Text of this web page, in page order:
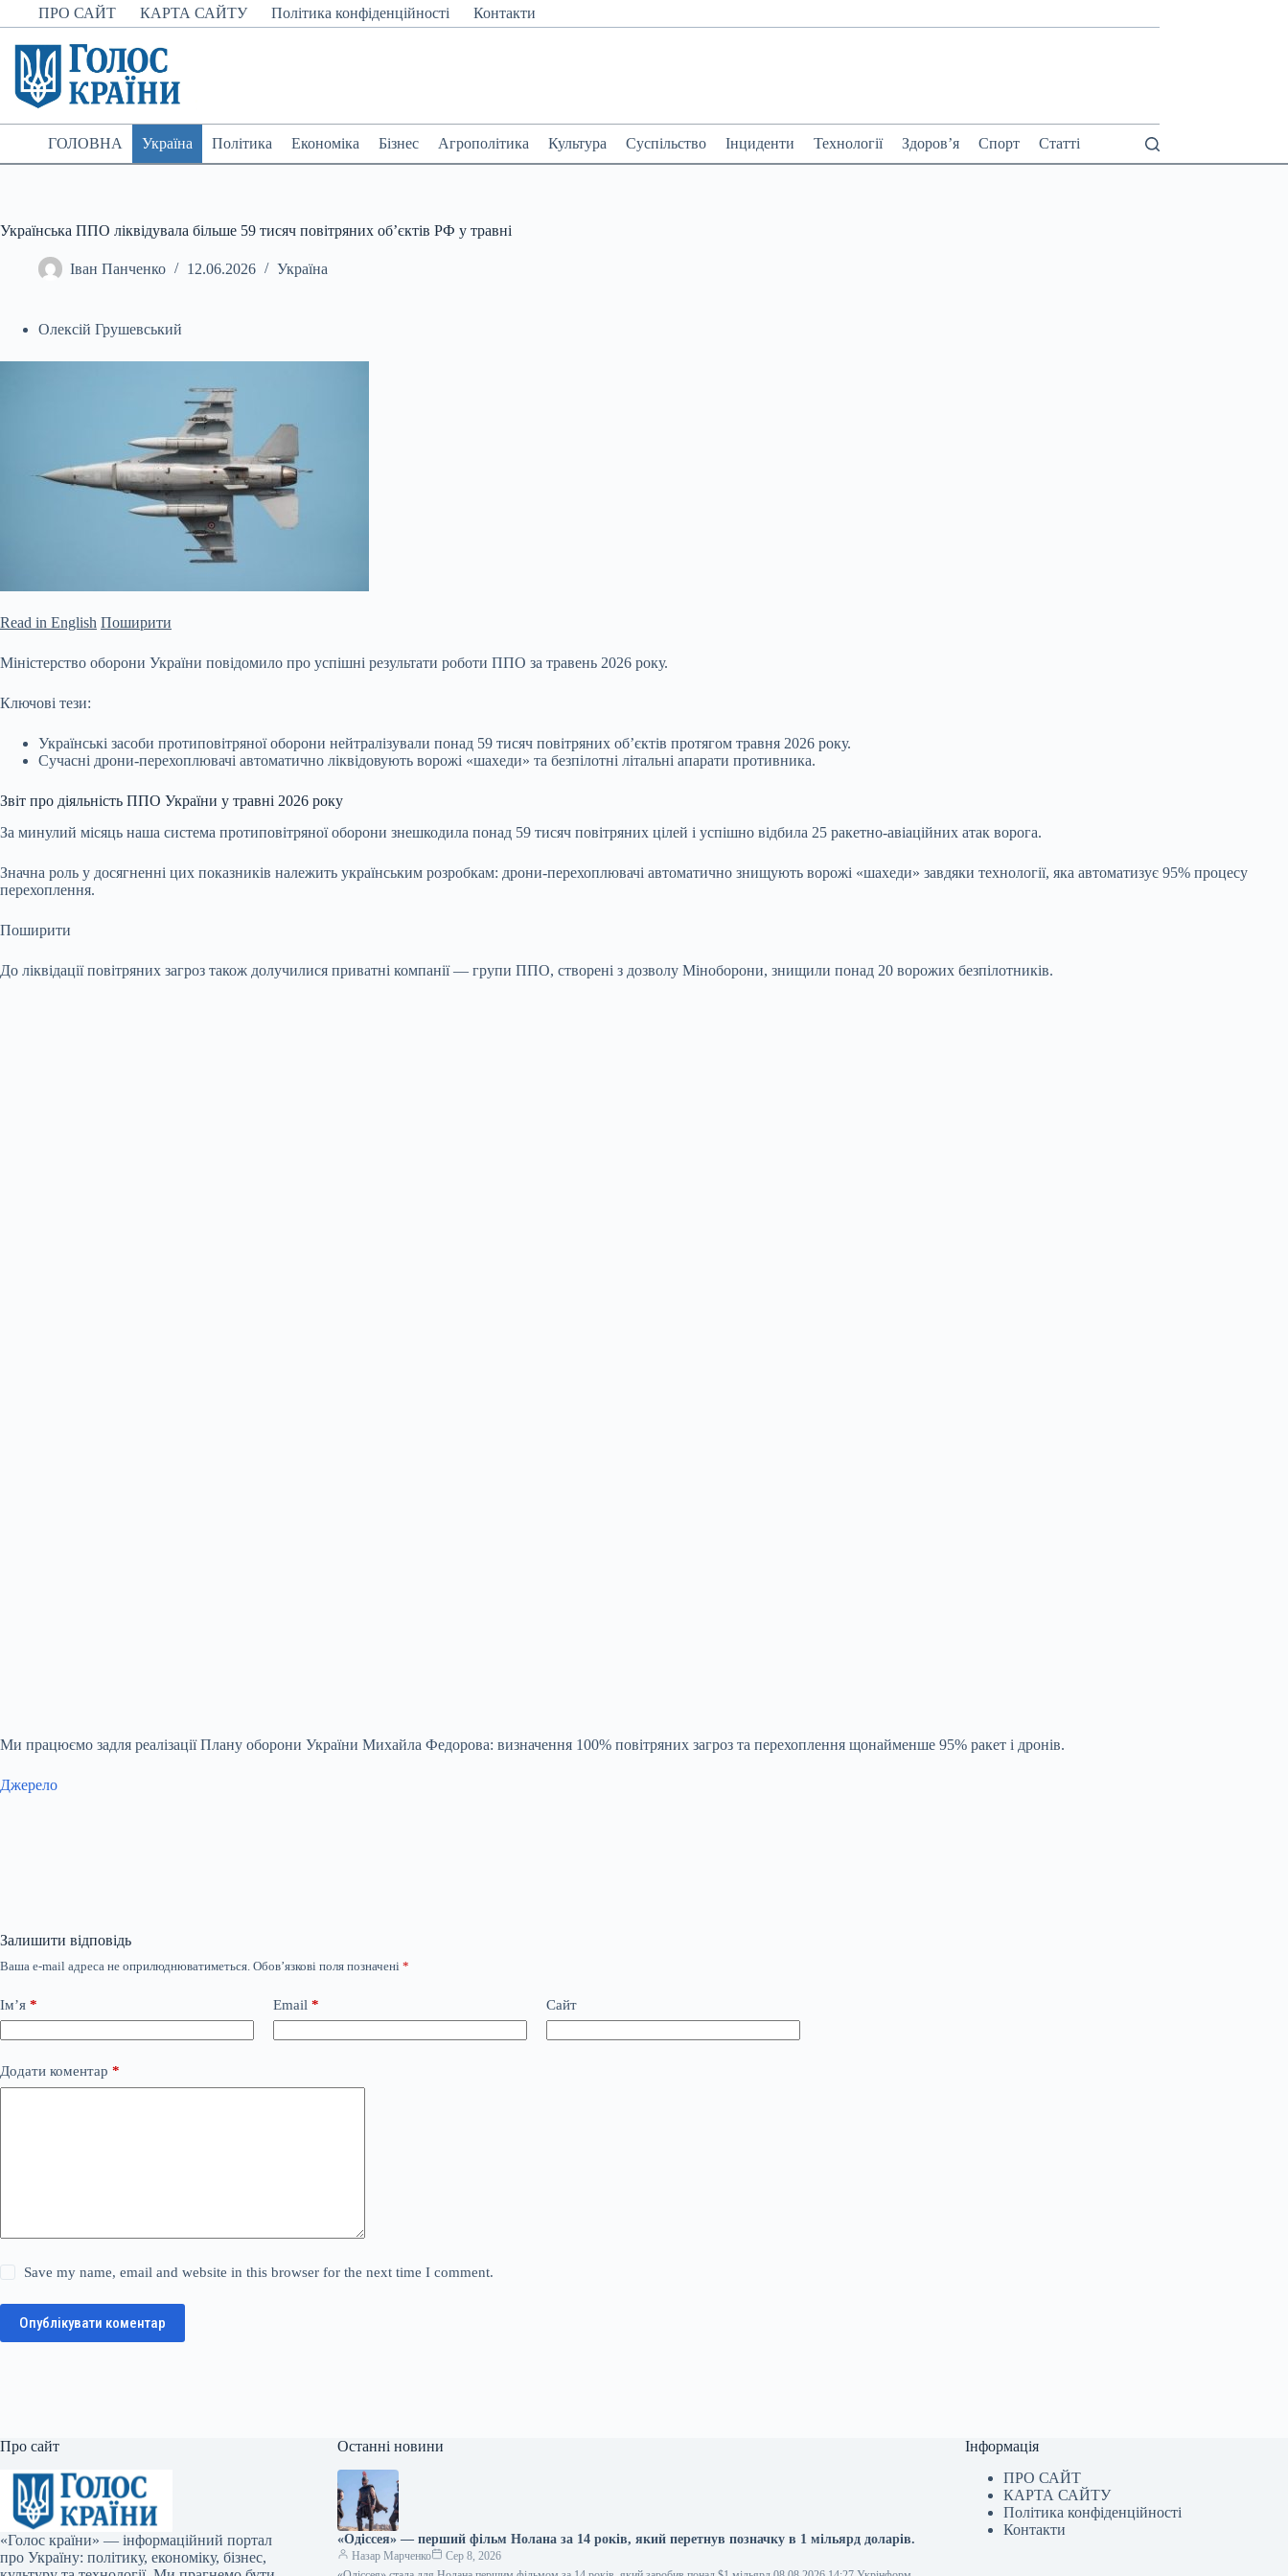
Перейти
до
вмісту
ПРО САЙТ КАРТА САЙТУ Політика конфіденційності Контакти
ГОЛОВНА Україна Політика Економіка Бізнес Агрополітика Культура Суспільство Інциденти Технології Здоров’я Спорт Статті
Українська ППО ліквідувала більше 59 тисяч повітряних об’єктів РФ у травні
Іван Панченко 12.06.2026 Україна
Олексій Грушевський
Read in English Поширити
Міністерство оборони України повідомило про успішні результати роботи ППО за травень 2026 року.
Ключові тези:
Українські засоби протиповітряної оборони нейтралізували понад 59 тисяч повітряних об’єктів протягом травня 2026 року.
Сучасні дрони-перехоплювачі автоматично ліквідовують ворожі «шахеди» та безпілотні літальні апарати противника.
Звіт про діяльність ППО України у травні 2026 року
За минулий місяць наша система протиповітряної оборони знешкодила понад 59 тисяч повітряних цілей і успішно відбила 25 ракетно-авіаційних атак ворога.
Значна роль у досягненні цих показників належить українським розробкам: дрони-перехоплювачі автоматично знищують ворожі «шахеди» завдяки технології, яка автоматизує 95% процесу
перехоплення.
Поширити
До ліквідації повітряних загроз також долучилися приватні компанії — групи ППО, створені з дозволу Міноборони, знищили понад 20 ворожих безпілотників.
Ми працюємо задля реалізації Плану оборони України Михайла Федорова: визначення 100% повітряних загроз та перехоплення щонайменше 95% ракет і дронів.
Джерело
Залишити відповідь
Ваша e-mail адреса не оприлюднюватиметься. Обов’язкові поля позначені *
Ім’я * Email * Сайт
Додати коментар *
Save my name, email and website in this browser for the next time I comment.
Опублікувати коментар
Про сайт
«Голос країни» — інформаційний портал
про Україну: політику, економіку, бізнес,
Останні новини
«Одіссея» — перший фільм Нолана за 14 років, який перетнув позначку в 1 мільярд доларів.
Назар Марченко
Сер 8, 2026
Інформація
ПРО САЙТ
КАРТА САЙТУ
Політика конфіденційності
Контакти